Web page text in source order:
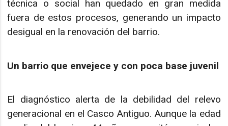
técnica o social han quedado en gran medida
fuera de estos procesos, generando un impacto
desigual en la renovación del barrio.
Un barrio que envejece y con poca base juvenil
El diagnóstico alerta de la debilidad del relevo
generacional en el Casco Antiguo. Aunque la edad